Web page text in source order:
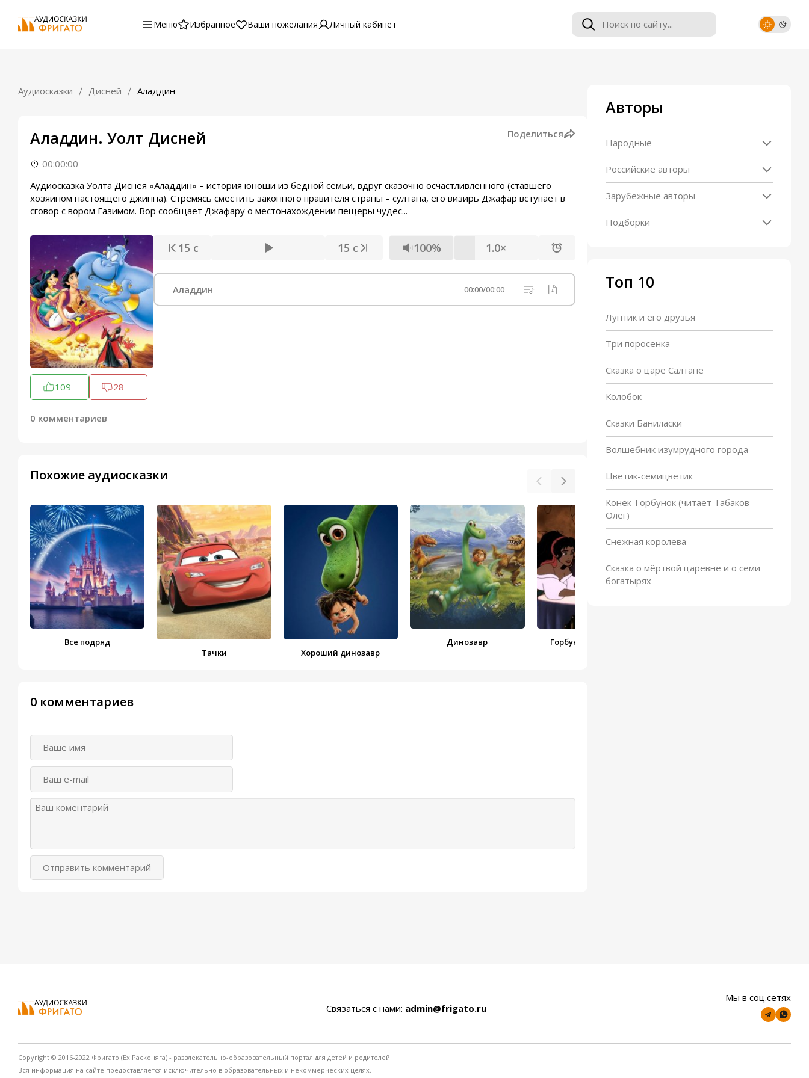
Меню Избранное Ваши пожелания Личный кабинет
Аудиосказки Дисней Аладдин
Аладдин. Уолт Дисней Поделиться
00:00:00
Аудиосказка Уолта Диснея «Аладдин» – история юноши из бедной семьи, вдруг сказочно осчастливленного (ставшего
хозяином настоящего джинна). Стремясь сместить законного правителя страны – султана, его визирь Джафар вступает в
сговор с вором Газимом. Вор сообщает Джафару о местонахождении пещеры чудес...
109 28
0 комментариев
15 с 15 с 100% 1.0×
Аладдин 00:00/00:00
Похожие аудиосказки
Все подряд
Тачки
Хороший динозавр
Динозавр Горбун из Нотр-Дама
скунс
0 комментариев
Отправить комментарий
Авторы
Народные
Российские авторы
Зарубежные авторы
Подборки
Топ 10
Лунтик и его друзья
Три поросенка
Сказка о царе Салтане
Колобок
Сказки Баниласки
Волшебник изумрудного города
Цветик-семицветик
Конек-Горбунок (читает Табаков
Олег)
Снежная королева
Сказка о мёртвой царевне и о семи
богатырях
Связаться с нами: admin@frigato.ru
Мы в соц.сетях
Copyright © 2016-2022 Фригато (Ex Расконяга) - развлекательно-образовательный портал для детей и родителей.
Вся информация на сайте предоставляется исключительно в образовательных и некоммерческих целях.